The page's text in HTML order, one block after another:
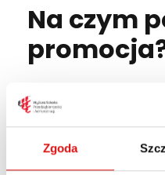
Zgoda
Na czym
Oferta promocyjna
studia wyższe w
Przedsiębiorczości i
którzy w terminie
od